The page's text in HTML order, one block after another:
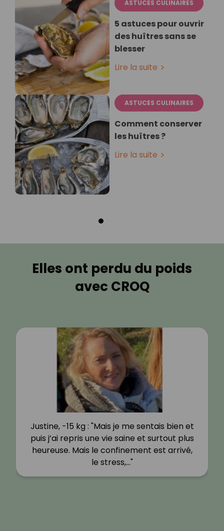
ASTUCES CULINAIRES
5 astuces pour ouvrir
des huîtres sans se
blesser
Lire la suite
ASTUCES CULINAIRES
Comment conserver
les huîtres ?
Lire la suite
Elles ont perdu du poids
avec CROQ
Justine, -15 kg : "Mais je me sentais bien et
puis j’ai repris une vie saine et surtout plus
heureuse. Mais le confinement est arrivé,
le stress,…"